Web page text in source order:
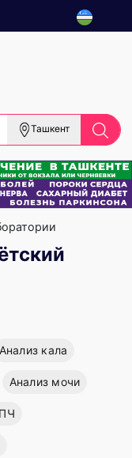
Ташкент
Анализ кала
Анализ мочи